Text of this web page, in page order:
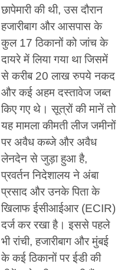
छापेमारी की थी, उस दौरान
हजारीबाग और आसपास के
कुल 17 ठिकानों को जांच के
दायरे में लिया गया था जिसमें
से करीब 20 लाख रुपये नकद
और कई अहम दस्तावेज जब्त
किए गए थे। सूत्रों की मानें तो
यह मामला कीमती लीज जमीनों
पर अवैध कब्जे और अवैध
लेनदेन से जुड़ा हुआ है,
प्रवर्तन निदेशालय ने अंबा
प्रसाद और उनके पिता के
खिलाफ ईसीआईआर (ECIR)
दर्ज कर रखा है। इससे पहले
भी रांची, हजारीबाग और मुंबई
के कई ठिकानों पर ईडी की